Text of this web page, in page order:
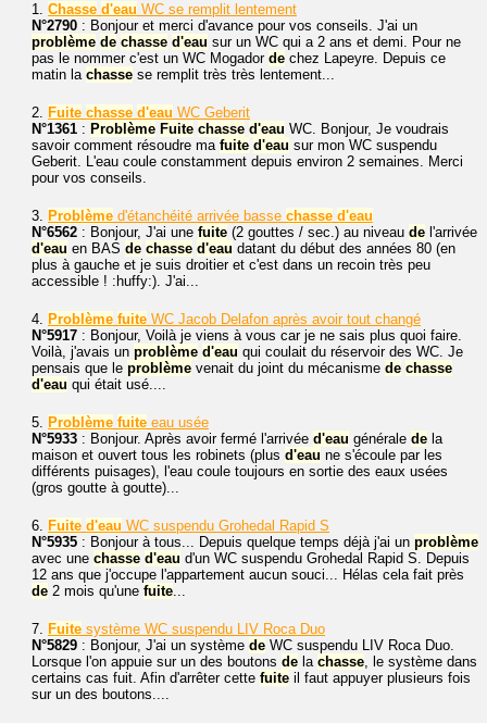
1. Chasse d'eau WC se remplit lentement
N°2790 : Bonjour et merci d'avance pour vos conseils. J'ai un
problème de chasse d'eau sur un WC qui a 2 ans et demi. Pour ne
pas le nommer c'est un WC Mogador de chez Lapeyre. Depuis ce
matin la chasse se remplit très très lentement...
2. Fuite chasse d'eau WC Geberit
N°1361 : Problème Fuite chasse d'eau WC. Bonjour, Je voudrais
savoir comment résoudre ma fuite d'eau sur mon WC suspendu
Geberit. L'eau coule constamment depuis environ 2 semaines. Merci
pour vos conseils.
3. Problème d'étanchéité arrivée basse chasse d'eau
N°6562 : Bonjour, J'ai une fuite (2 gouttes / sec.) au niveau de l'arrivée
d'eau en BAS de chasse d'eau datant du début des années 80 (en
plus à gauche et je suis droitier et c'est dans un recoin très peu
accessible ! :huffy:). J'ai...
4. Problème fuite WC Jacob Delafon après avoir tout changé
N°5917 : Bonjour, Voilà je viens à vous car je ne sais plus quoi faire.
Voilà, j'avais un problème d'eau qui coulait du réservoir des WC. Je
pensais que le problème venait du joint du mécanisme de chasse
d'eau qui était usé....
5. Problème fuite eau usée
N°5933 : Bonjour. Après avoir fermé l'arrivée d'eau générale de la
maison et ouvert tous les robinets (plus d'eau ne s'écoule par les
différents puisages), l'eau coule toujours en sortie des eaux usées
(gros goutte à goutte)...
6. Fuite d'eau WC suspendu Grohedal Rapid S
N°5935 : Bonjour à tous... Depuis quelque temps déjà j'ai un problème
avec une chasse d'eau d'un WC suspendu Grohedal Rapid S. Depuis
12 ans que j'occupe l'appartement aucun souci... Hélas cela fait près
de 2 mois qu'une fuite...
7. Fuite système WC suspendu LIV Roca Duo
N°5829 : Bonjour, J'ai un système de WC suspendu LIV Roca Duo.
Lorsque l'on appuie sur un des boutons de la chasse, le système dans
certains cas fuit. Afin d'arrêter cette fuite il faut appuyer plusieurs fois
sur un des boutons....